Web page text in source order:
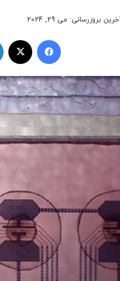
بروزرسانی: می 29, 2024